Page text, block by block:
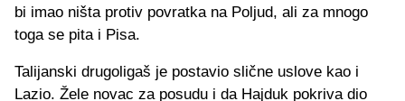
bi imao ništa protiv povratka na Poljud, ali za mnogo
toga se pita i Pisa.
Talijanski drugoligaš je postavio slične uslove kao i
Lazio. Žele novac za posudu i da Hajduk pokriva dio